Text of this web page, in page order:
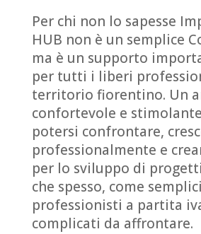
Per chi non lo sapesse
HUB non è un semplice
ma è un supporto
per tutti i liberi
territorio fiorentino. Un
confortevole e
potersi confrontare,
professionalmente e
per lo sviluppo di
che spesso, come semplici
professionisti a partita
complicati da affrontare.